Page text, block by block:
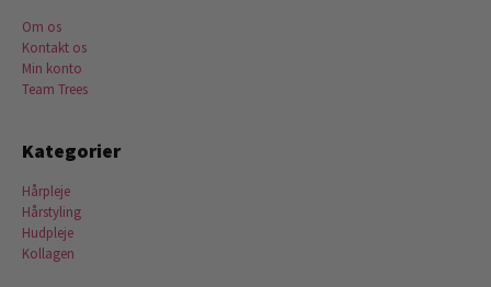
Om os
Kontakt os
Min konto
Team Trees
Kategorier
Hårpleje
Hårstyling
Hudpleje
Kollagen